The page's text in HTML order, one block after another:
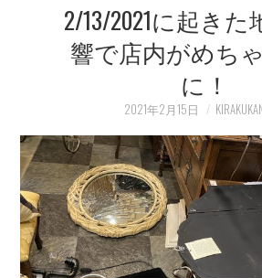
2/13/2021に起き
響で店内がめち
に！
2021年2月15日